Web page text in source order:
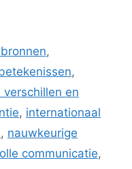
,
,
verschillen en
, internationaal
, nauwkeurige
communicatie,